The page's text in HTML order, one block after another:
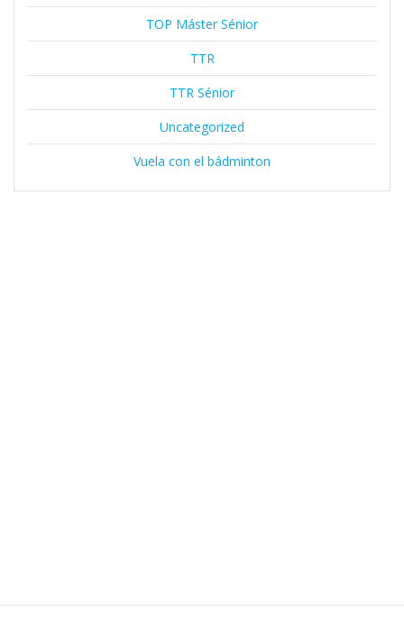
TOP Máster Sénior
TTR
TTR Sénior
Uncategorized
Vuela con el bádminton